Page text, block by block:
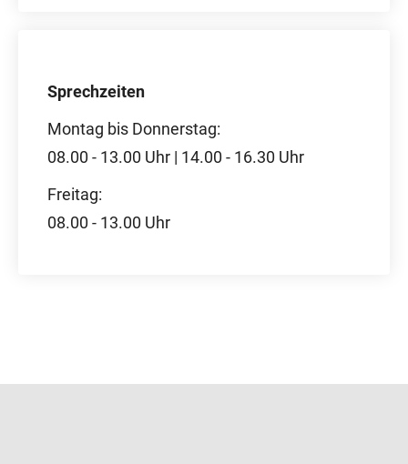
Sprechzeiten
Montag bis Donnerstag:
08.00 - 13.00 Uhr | 14.00 - 16.30 Uhr
Freitag:
08.00 - 13.00 Uhr